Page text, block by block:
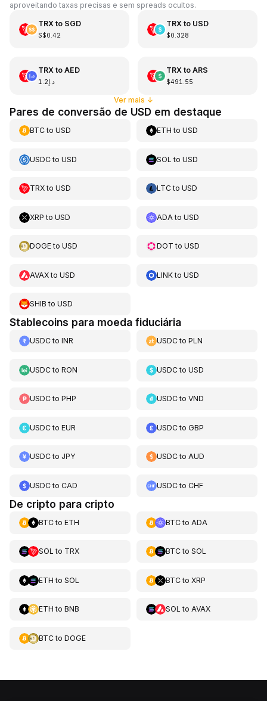
aproveitando taxas precisas e sem spreads ocultos.
TRXto SGD
S$0.42
TRXto USD
$0.328
TRXto AED
د.إ1.2
TRXto ARS
$491.55
Ver mais ↓
Pares de conversão de USD em destaque
BTCto USD ETH toUSD
USDCto USD SOL toUSD
TRXto USD LTCtoUSD
XRP to USD ADA toUSD
DOGEto USD DOT toUSD
AVAXto USD LINKtoUSD
SHIB to USD
Stablecoins para moeda fiduciária
USDCto INR USDCtoPLN
USDCto RON USDCtoUSD
USDCto PHP USDCtoVND
USDCto EUR USDCtoGBP
USDCto JPY USDCtoAUD
USDCto CAD USDCtoCHF
De cripto para cripto
BTCto ETH BTCto ADA
SOL to TRX BTCto SOL
ETH to SOL BTCto XRP
ETH to BNB SOL to AVAX
BTCto DOGE